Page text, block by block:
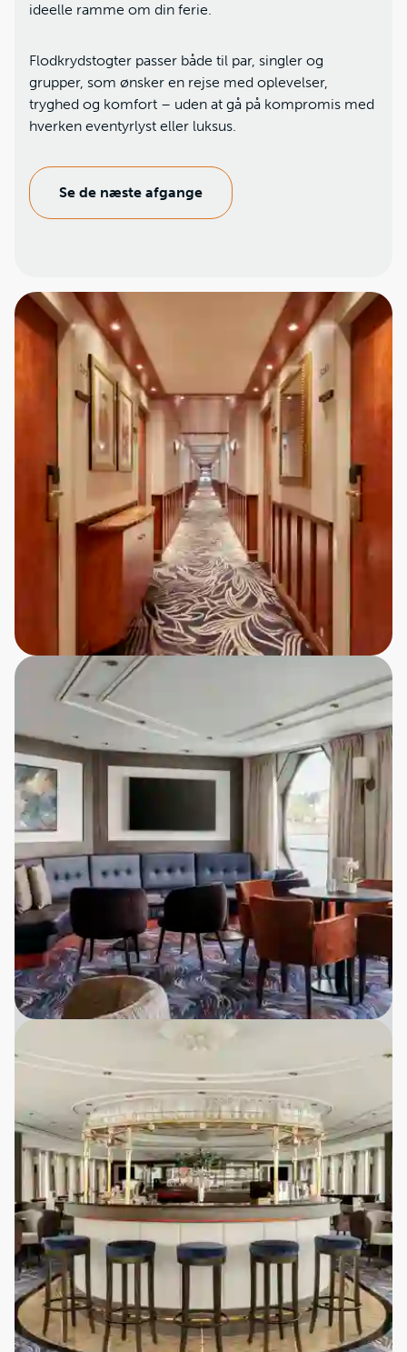
ideelle ramme om din ferie.
Flodkrydstogter passer både til par, singler og
grupper, som ønsker en rejse med oplevelser,
tryghed og komfort – uden at gå på kompromis med
hverken eventyrlyst eller luksus.
Se de næste afgange
Livet ombord - komfort og stemning
På vores flodkrydstogter sejler du med skibe af høj
kvalitet, der er designet til at give dig maksimal
komfort og en behagelig atmosfære hele vejen
igennem. Ombord kan du glæde dig til:
Komfortable kahytter med udsigt
Hver kahyt er lyst indrettet med store
vinduer, så du kan nyde de skiftende
landskaber direkte fra din egen private base.
Helpension med velsmagende retter og
lokal gastronomi
Nyd nøje tilberedte måltider med fokus på
lokale råvarer og traditionelle
smagsoplevelser, som giver dig et autentisk
indblik i områdets kultur.
Rolig stemning og god plads
Skibene er mindre og mere overskuelige
end de store havkrydstogtskibe, hvilket
skaber en afslappet og intim atmosfære
uden stress og trængsel.
Udflugter og oplevelser med lokale
guider
Vores ture inkluderer spændende, guidede